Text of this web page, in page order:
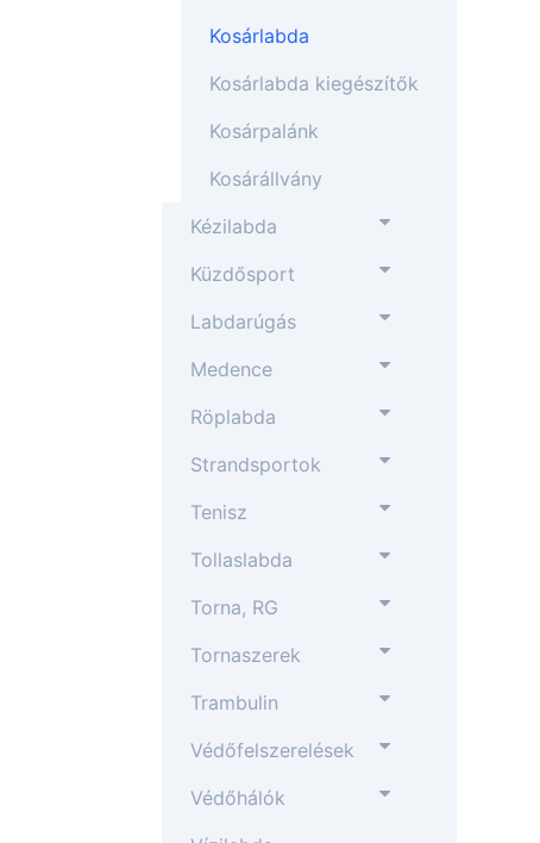
Kosárlabda
Kosárlabda kiegészítők
Kosárpalánk
Kosárállvány
Kézilabda
Küzdősport
Labdarúgás
Medence
Röplabda
Strandsportok
Tenisz
Tollaslabda
Torna, RG
Tornaszerek
Trambulin
Védőfelszerelések
Védőhálók